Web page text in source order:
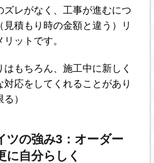
ズレがなく、工事が進むにつ
積もり時の金額と違う）リ
ットです。
もちろん、施工中に新しく
応をしてくれることがあり
）
ツの強み3：オーダー
に自分らしく